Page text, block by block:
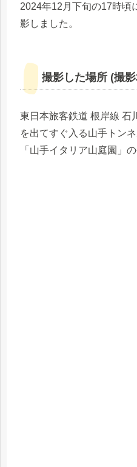
2024年12月下旬の17時頃
影しました。
撮影した場所 (撮
東日本旅客鉄道 根岸線
を出てすぐ入る山手トン
「山手イタリア山庭園」